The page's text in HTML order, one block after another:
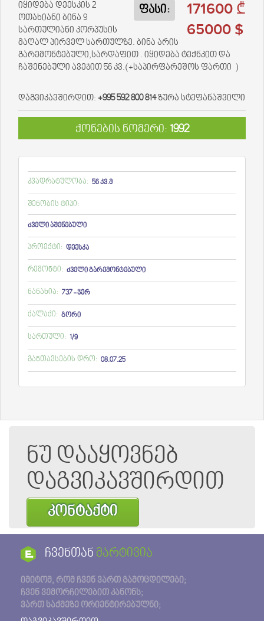
171600 ₾
65000 $
ფასი:
იყიდება დეესკის 2
ოთახიანი ბინა 9
სართულიანი კორპუსის
მაღალ პირველ სართულზე. ბინა არის
გარემონტებული,სარდაფით . იყიდება ტექნკით და
ჩაშენებული ავეჯით 56 კვ.(+საპირფარეშოს ფართი )
დაგვიკავშირდით: +995 592 800 814ზურა სტეფანაშვილი
ქონების ნომერი: 1992
კვადრატულობა: 56 კვ.მ
შენობის ტიპი:
ძველი აშენებული
პროექტი: დეესკა
რემონტი: ძველი გარემონტებული
ნანახია: 737 - ჯერ
ქალაქი: გორი
სართული: 1/9
განთავსების დრო: 08.07.25
ნუ დააყოვნებ
დაგვიკავშირდით
კონტაქტი
ჩვენთან მარტივია
იმიტომ, რომ ჩვენ ვართ გამოცდილები;
ჩვენ ვემორჩილებით კანონს;
ვართ საქმეზე ორიენტირებულნი;